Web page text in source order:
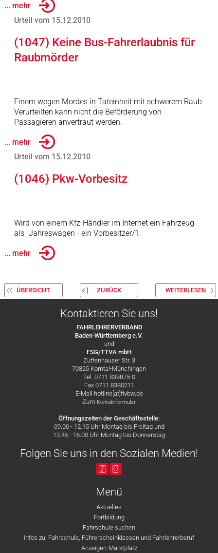
... mehr
Urteil vom 15.12.2010
(1047) Keine Bus-Fahrerlaubnis für
Raubmörder
Einem wegen Mordes in Tateinheit mit schwerem Raub
Verurteilten kann nicht die Beförderung von
Passagieren anvertraut werden.
... mehr
Urteil vom 15.12.2010
(1046) Pkw-Vorbesitz
Wird von einem Kfz-Händler im Internet ein Fahrzeug
als "Jahreswagen - ein Vorbesitzer/1.
... mehr
ÜBERSICHT ZURÜCK WEITERLESEN
Kontaktieren Sie uns!
FAHRLEHRERVERBAND
Baden-Württemberg e.V.
und
FSG/TTVA mbH
Zuffenhauser Str. 3
70825 Korntal-Münchingen
Tel. 0711 839875-0
Fax 0711 8380211
E-Mail hotline[at]flvbw.de
Zum Kontaktformular
Öffnungszeiten der Geschäftsstelle:
09.00 - 12.15 Uhr Montag bis Freitag und
13.45 - 16.00 Uhr Montag bis Donnerstag
Folgen Sie uns in den Sozialen Medien!
Menü
Aktuelles
Fortbildung
Fahrschule suchen
Infos zu: Fahrschule, Führerscheinklassen und Fahrlehrerberuf
Anzeigen-Marktplatz